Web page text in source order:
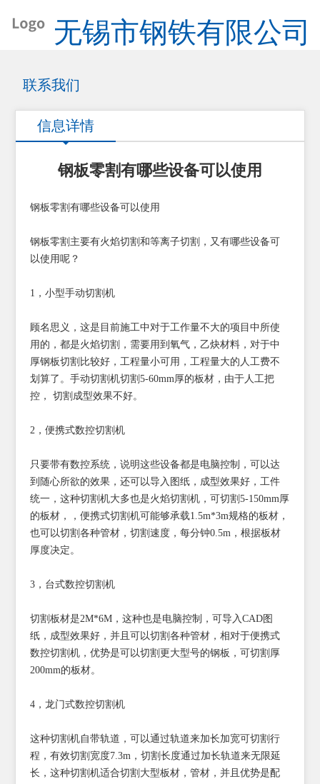
无锡市钢铁有限公司
联系我们
信息详情
钢板零割有哪些设备可以使用
钢板零割有哪些设备可以使用
钢板零割主要有火焰切割和等离子切割，又有哪些设备可
以使用呢？
1，小型手动切割机
顾名思义，这是目前施工中对于工作量不大的项目中所使
用的，都是火焰切割，需要用到氧气，乙炔材料，对于中
厚钢板切割比较好，工程量小可用，工程量大的人工费不
划算了。手动切割机切割5-60mm厚的板材，由于人工把
控， 切割成型效果不好。
2，便携式数控切割机
只要带有数控系统，说明这些设备都是电脑控制，可以达
到随心所欲的效果，还可以导入图纸，成型效果好，工件
统一，这种切割机大多也是火焰切割机，可切割5-150mm厚
的板材，，便携式切割机可能够承载1.5m*3m规格的板材，
也可以切割各种管材，切割速度，每分钟0.5m，根据板材
厚度决定。
3，台式数控切割机
切割板材是2M*6M，这种也是电脑控制，可导入CAD图
纸，成型效果好，并且可以切割各种管材，相对于便携式
数控切割机，优势是可以切割更大型号的钢板，可切割厚
200mm的板材。
4，龙门式数控切割机
这种切割机自带轨道，可以通过轨道来加长加宽可切割行
程，有效切割宽度7.3m，切割长度通过加长轨道来无限延
长，这种切割机适合切割大型板材，管材，并且优势是配